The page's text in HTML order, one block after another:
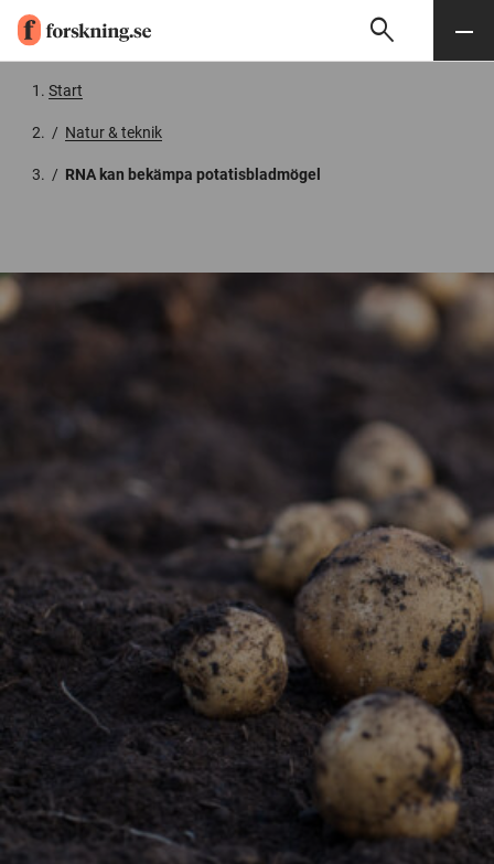
Söksearch Meny
Start
/ Natur & teknik
/ RNA kan bekämpa potatisbladmögel